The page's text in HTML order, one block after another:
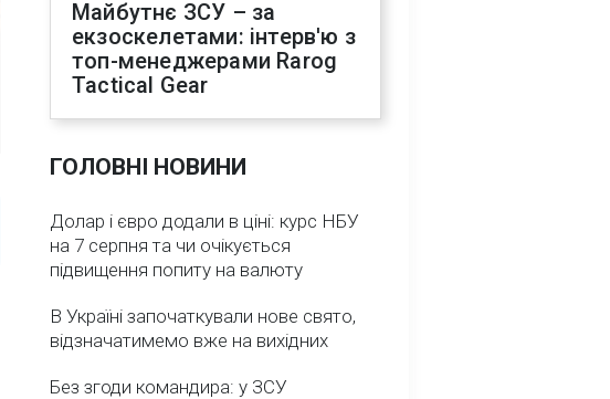
Майбутнє ЗСУ – за
екзоскелетами: інтерв'ю з
топ-менеджерами Rarog
Tactical Gear
ГОЛОВНІ НОВИНИ
Долар і євро додали в ціні: курс НБУ
на 7 серпня та чи очікується
підвищення попиту на валюту
В Україні започаткували нове свято,
відзначатимемо вже на вихідних
Без згоди командира: у ЗСУ